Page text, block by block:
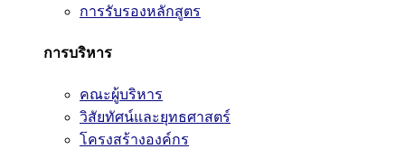
การรับรองหลักสูตร
การบริหาร
คณะผู้บริหาร
วิสัยทัศน์และยุทธศาสตร์
โครงสร้างองค์กร